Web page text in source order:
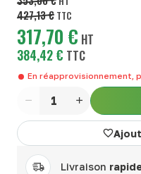
427,13 € TTC
317,70 € HT
384,42 € TTC
En réapprovisionnement,
Quantité
Livraison